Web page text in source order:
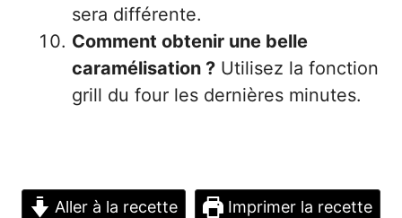
sera différente.
Comment obtenir une belle
caramélisation ? Utilisez la fonction
grill du four les dernières minutes.
Aller à la recette Imprimer la recette